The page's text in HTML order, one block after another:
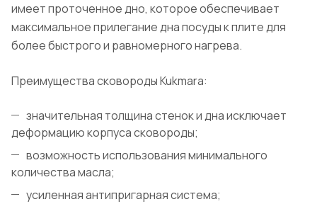
имеет проточенное дно, которое обеспечивает
максимальное прилегание дна посуды к плите для
более быстрого и равномерного нагрева.
Преимущества сковороды Kukmara:
значительная толщина стенок и дна исключает
деформацию корпуса сковороды;
возможность использования минимального
количества масла;
усиленная антипригарная система;